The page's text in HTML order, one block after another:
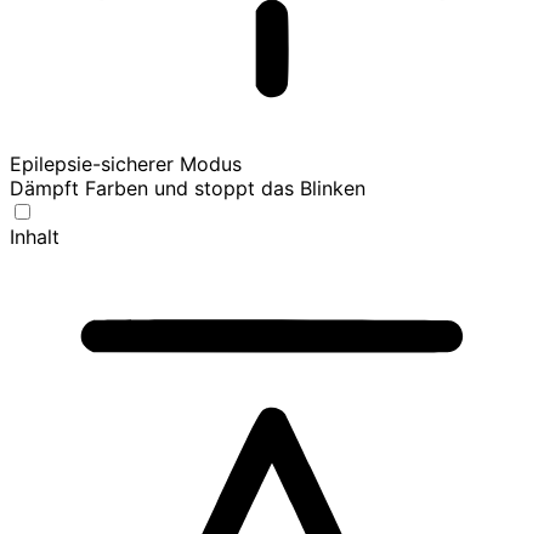
Epilepsie-sicherer Modus
Dämpft Farben und stoppt das Blinken
Inhalt